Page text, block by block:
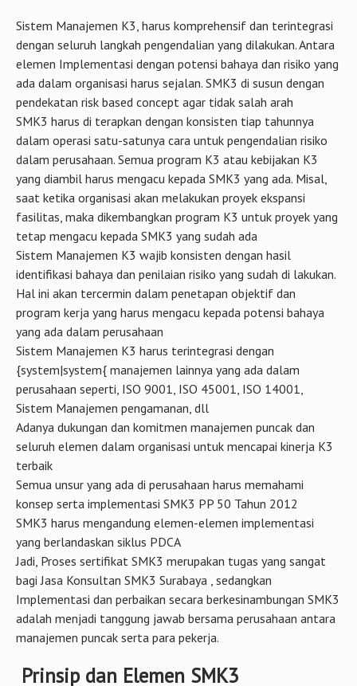
Sistem Manajemen K3, harus komprehensif dan terintegrasi
dengan seluruh langkah pengendalian yang dilakukan. Antara
elemen Implementasi dengan potensi bahaya dan risiko yang
ada dalam organisasi harus sejalan. SMK3 di susun dengan
pendekatan risk based concept agar tidak salah arah
SMK3 harus di terapkan dengan konsisten tiap tahunnya
dalam operasi satu-satunya cara untuk pengendalian risiko
dalam perusahaan. Semua program K3 atau kebijakan K3
yang diambil harus mengacu kepada SMK3 yang ada. Misal,
saat ketika organisasi akan melakukan proyek ekspansi
fasilitas, maka dikembangkan program K3 untuk proyek yang
tetap mengacu kepada SMK3 yang sudah ada
Sistem Manajemen K3 wajib konsisten dengan hasil
identifikasi bahaya dan penilaian risiko yang sudah di lakukan.
Hal ini akan tercermin dalam penetapan objektif dan
program kerja yang harus mengacu kepada potensi bahaya
yang ada dalam perusahaan
Sistem Manajemen K3 harus terintegrasi dengan
{system|system{ manajemen lainnya yang ada dalam
perusahaan seperti, ISO 9001, ISO 45001, ISO 14001,
Sistem Manajemen pengamanan, dll
Adanya dukungan dan komitmen manajemen puncak dan
seluruh elemen dalam organisasi untuk mencapai kinerja K3
terbaik
Semua unsur yang ada di perusahaan harus memahami
konsep serta implementasi SMK3 PP 50 Tahun 2012
SMK3 harus mengandung elemen-elemen implementasi
yang berlandaskan siklus PDCA
Jadi, Proses sertifikat SMK3 merupakan tugas yang sangat
bagi Jasa Konsultan SMK3 Surabaya , sedangkan
Implementasi dan perbaikan secara berkesinambungan SMK3
adalah menjadi tanggung jawab bersama perusahaan antara
manajemen puncak serta para pekerja.
Prinsip dan Elemen SMK3